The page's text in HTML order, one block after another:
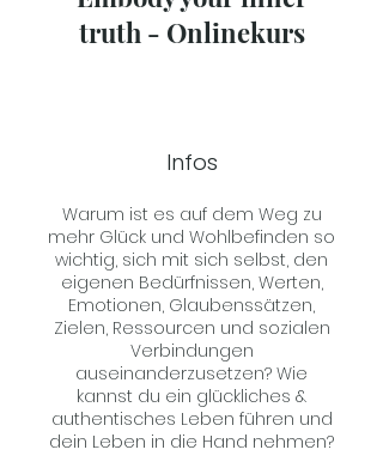
truth - Onlinekurs
Infos
Warum ist es auf dem Weg zu
mehr Glück und Wohlbefinden so
wichtig, sich mit sich selbst, den
eigenen Bedürfnissen, Werten,
Emotionen, Glaubenssätzen,
Zielen, Ressourcen und sozialen
Verbindungen
auseinanderzusetzen? Wie
kannst du ein glückliches &
authentisches Leben führen und
dein Leben in die Hand nehmen?